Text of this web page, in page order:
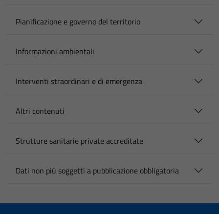
Pianificazione e governo del territorio
Informazioni ambientali
Interventi straordinari e di emergenza
Altri contenuti
Strutture sanitarie private accreditate
Dati non più soggetti a pubblicazione obbligatoria